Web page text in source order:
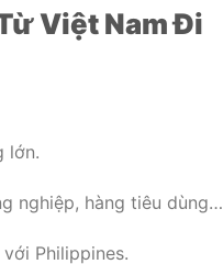
Việt Nam Đi
lớn.
nghiệp, hàng tiêu dùng…
Philippines.